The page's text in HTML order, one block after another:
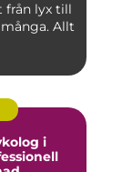
från lyx till
Allt
i